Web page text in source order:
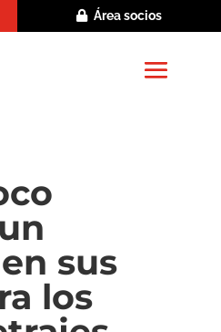
Área socios
sus
los